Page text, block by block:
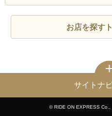
お店を探す
サイトナ
© RIDE ON EXPRESS Co.,